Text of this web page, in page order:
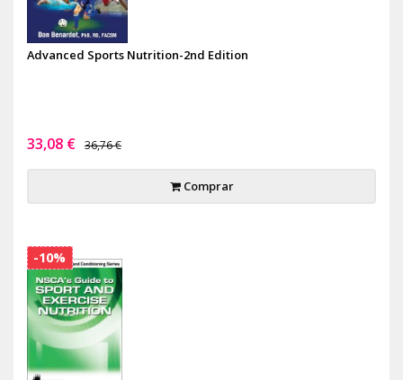
Advanced Sports Nutrition-2nd Edition
33,08 € 36,76 €
Comprar
-10%